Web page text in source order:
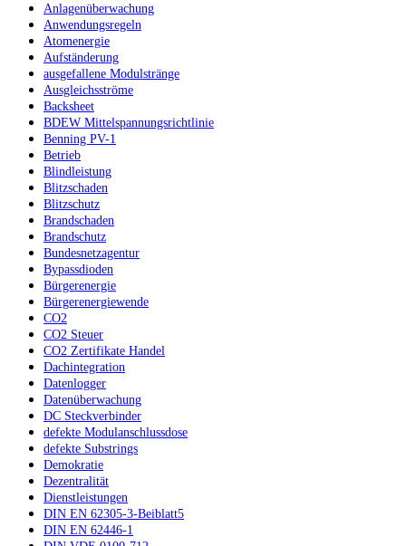
Anlagenüberwachung
Anwendungsregeln
Atomenergie
Aufständerung
ausgefallene Modulstränge
Ausgleichsströme
Backsheet
BDEW Mittelspannungsrichtlinie
Benning PV-1
Betrieb
Blindleistung
Blitzschaden
Blitzschutz
Brandschaden
Brandschutz
Bundesnetzagentur
Bypassdioden
Bürgerenergie
Bürgerenergiewende
CO2
CO2 Steuer
CO2 Zertifikate Handel
Dachintegration
Datenlogger
Datenüberwachung
DC Steckverbinder
defekte Modulanschlussdose
defekte Substrings
Demokratie
Dezentralität
Dienstleistungen
DIN EN 62305-3-Beiblatt5
DIN EN 62446-1